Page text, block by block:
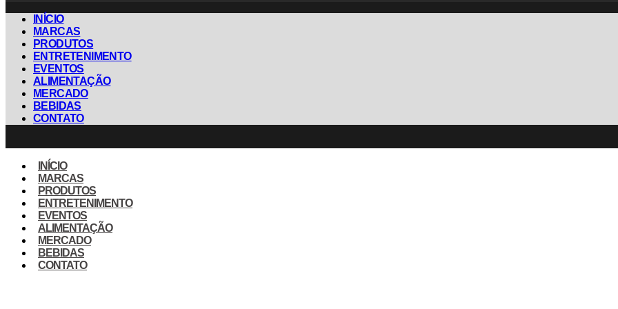
INÍCIO
MARCAS
PRODUTOS
ENTRETENIMENTO
EVENTOS
ALIMENTAÇÃO
MERCADO
BEBIDAS
CONTATO
INÍCIO
MARCAS
PRODUTOS
ENTRETENIMENTO
EVENTOS
ALIMENTAÇÃO
MERCADO
BEBIDAS
CONTATO